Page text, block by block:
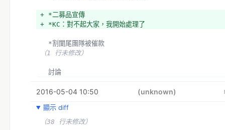
+ *二募的商品文案先給大家看過，審完覺得OK再上傳
  *割闌尾團隊被催款
（1 行未修改）
  討論
+ *
+ *二募品宣傳
+ *KC：對不起大家，我開始處理了
  *割闌尾團隊被催款
（1 行未修改）
  討論
2016-05-04 10:50 (unknown)
顯示 diff
（38 行未修改）